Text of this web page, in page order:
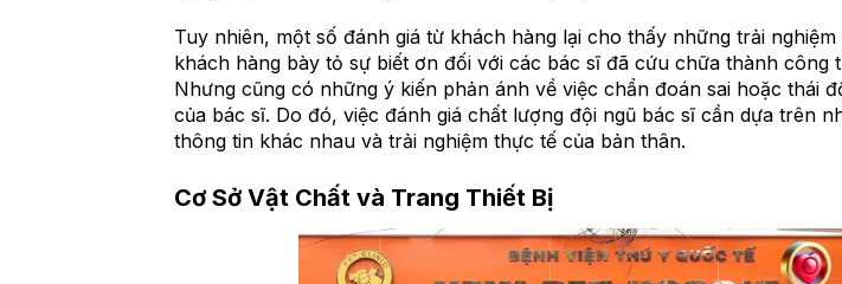
Tuy nhiên, một số đánh giá từ khách hàng lại cho thấy những trải nghiệm
khách hàng bày tỏ sự biết ơn đối với các bác sĩ đã cứu chữa thành công
Nhưng cũng có những ý kiến phản ánh về việc chẩn đoán sai hoặc thái
của bác sĩ. Do đó, việc đánh giá chất lượng đội ngũ bác sĩ cần dựa trên
thông tin khác nhau và trải nghiệm thực tế của bản thân.
Cơ Sở Vật Chất và Trang Thiết Bị